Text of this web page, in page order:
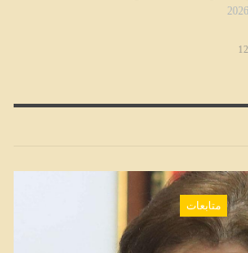
متابعات